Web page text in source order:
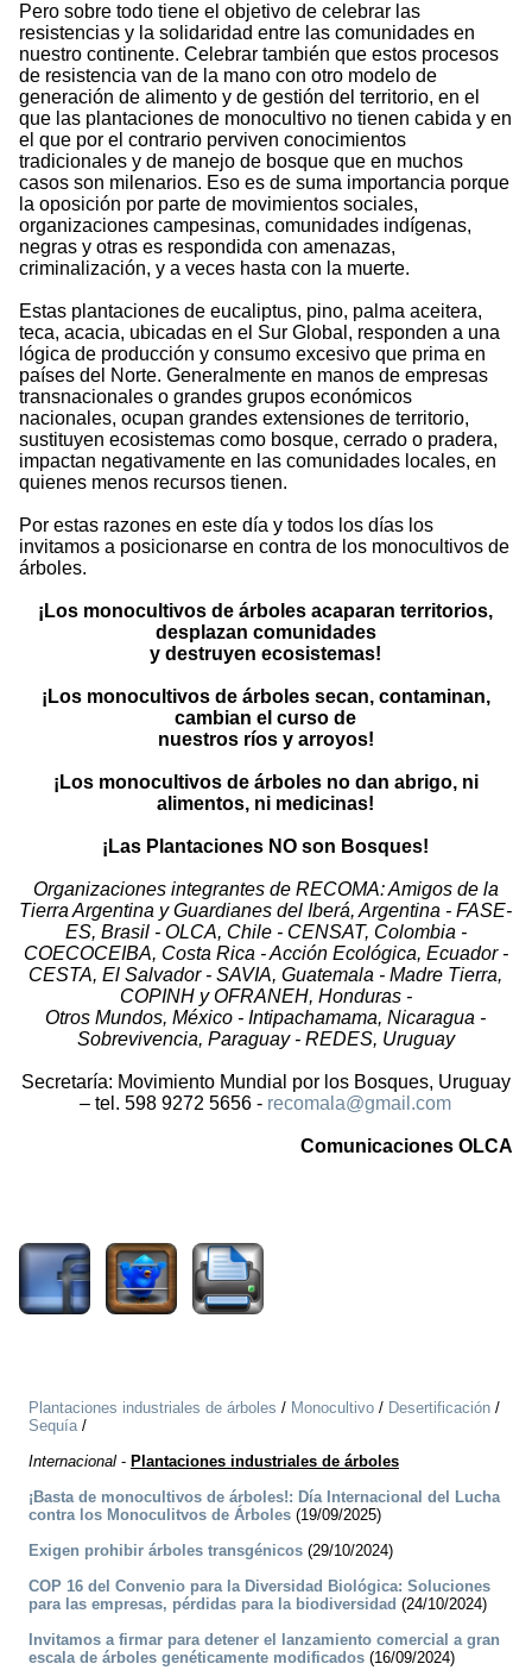
Pero sobre todo tiene el objetivo de celebrar las
resistencias y la solidaridad entre las comunidades en
nuestro continente. Celebrar también que estos procesos
de resistencia van de la mano con otro modelo de
generación de alimento y de gestión del territorio, en el
que las plantaciones de monocultivo no tienen cabida y en
el que por el contrario perviven conocimientos
tradicionales y de manejo de bosque que en muchos
casos son milenarios. Eso es de suma importancia porque
la oposición por parte de movimientos sociales,
organizaciones campesinas, comunidades indígenas,
negras y otras es respondida con amenazas,
criminalización, y a veces hasta con la muerte.
Estas plantaciones de eucaliptus, pino, palma aceitera,
teca, acacia, ubicadas en el Sur Global, responden a una
lógica de producción y consumo excesivo que prima en
países del Norte. Generalmente en manos de empresas
transnacionales o grandes grupos económicos
nacionales, ocupan grandes extensiones de territorio,
sustituyen ecosistemas como bosque, cerrado o pradera,
impactan negativamente en las comunidades locales, en
quienes menos recursos tienen.
Por estas razones en este día y todos los días los
invitamos a posicionarse en contra de los monocultivos de
árboles.
¡Los monocultivos de árboles acaparan territorios,
desplazan comunidades
y destruyen ecosistemas!
¡Los monocultivos de árboles secan, contaminan,
cambian el curso de
nuestros ríos y arroyos!
¡Los monocultivos de árboles no dan abrigo, ni
alimentos, ni medicinas!
¡Las Plantaciones NO son Bosques!
Organizaciones integrantes de RECOMA: Amigos de la
Tierra Argentina y Guardianes del Iberá, Argentina - FASE-
ES, Brasil - OLCA, Chile - CENSAT, Colombia -
COECOCEIBA, Costa Rica - Acción Ecológica, Ecuador -
CESTA, El Salvador - SAVIA, Guatemala - Madre Tierra,
COPINH y OFRANEH, Honduras -
Otros Mundos, México - Intipachamama, Nicaragua -
Sobrevivencia, Paraguay - REDES, Uruguay
Secretaría: Movimiento Mundial por los Bosques, Uruguay
– tel. 598 9272 5656 - recomala@gmail.com
Comunicaciones OLCA
Plantaciones industriales de árboles / Monocultivo / Desertificación /
Sequía/
Internacional - Plantaciones industriales de árboles
¡Basta de monocultivos de árboles!: Día Internacional del Lucha
contra los Monoculitvos de Árboles (19/09/2025)
Exigen prohibir árboles transgénicos (29/10/2024)
COP 16 del Convenio para la Diversidad Biológica: Soluciones
para las empresas, pérdidas para la biodiversidad (24/10/2024)
Invitamos a firmar para detener el lanzamiento comercial a gran
escala de árboles genéticamente modificados (16/09/2024)